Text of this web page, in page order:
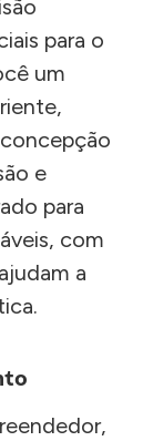
para o
um
e
para
com
a